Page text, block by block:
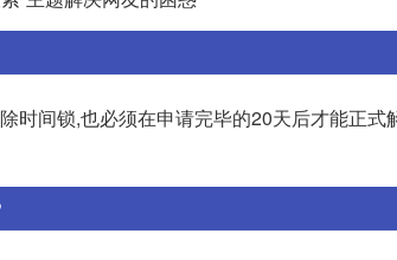
时间锁,也必须在申请完毕的20天后才能正